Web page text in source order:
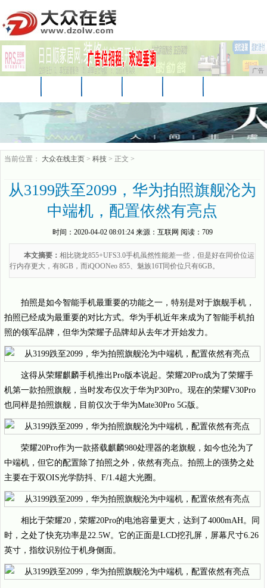
广告
企业 游戏
当前位置： 大众在线主页 > 科技 > 正文 >
从3199跌至2099，华为拍照旗舰沦为
中端机，配置依然有亮点
时间： 2020-04-02 08:01:24来源： 互联网 阅读：709
本文摘要： 相比骁龙855+UFS3.0手机虽然性能差一些，但是好在同价位运
行内存更大，有8GB，而iQOONeo 855、魅族16T同价位只有6GB。
拍照是如今智能手机最重要的功能之一，特别是对于旗舰手机，
拍照已经成为最重要的对比方式。华为手机近年来成为了智能手机拍
照的领军品牌，但华为荣耀子品牌却从去年才开始发力。
这得从荣耀麒麟手机推出Pro版本说起。荣耀20Pro成为了荣耀手
机第一款拍照旗舰，当时发布仅次于华为P30Pro。现在的荣耀V30Pro
也同样是拍照旗舰，目前仅次于华为Mate30Pro 5G版。
荣耀20Pro作为一款搭载麒麟980处理器的老旗舰，如今也沦为了
中端机，但它的配置除了拍照之外，依然有亮点。拍照上的强势之处
主要在于双OIS光学防抖、F/1.4超大光圈。
相比于荣耀20，荣耀20Pro的电池容量更大，达到了4000mAH。同
时，之处了快充功率是22.5W。它的正面是LCD挖孔屏，屏幕尺寸6.26
英寸，指纹识别位于机身侧面。